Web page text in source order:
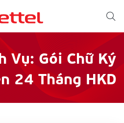
Vụ: Gói Chữ Ký
24 Tháng HKD